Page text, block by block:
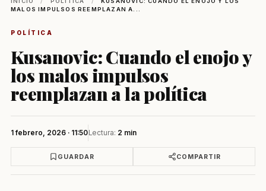
MALOS IMPULSOS REEMPLAZAN A...
POLÍTICA
Kusanovic: Cuando el enojo y
los malos impulsos
reemplazan a la política
1 febrero, 2026 · 11:50Lectura: 2 min
GUARDAR COMPARTIR